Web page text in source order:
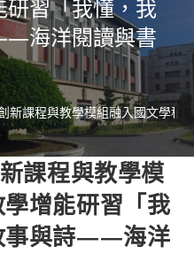
習「我懂，我
海洋閱讀與書
新課程與教學模組融入國文學
課程與教學模
增能研習「我
事與詩——海洋